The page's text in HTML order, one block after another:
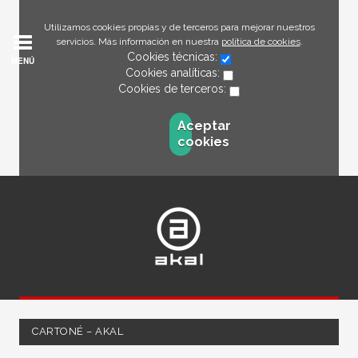
Utilizamos cookies propias y de terceros para mejorar nuestros
servicios. Más información en nuestra política de cookies.
Cookies técnicas:
Cookies analíticas:
Cookies de terceros:
Aceptar
cookies
MENÚ
CARTONÉ – AKAL